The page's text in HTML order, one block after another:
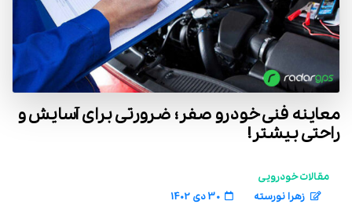
معاینه فنی خودرو صفر؛ ضرورتی برای آسایش و
راحتی بیشتر!
مقالات خودرویی
زهرا نورسته
30 دی 1402